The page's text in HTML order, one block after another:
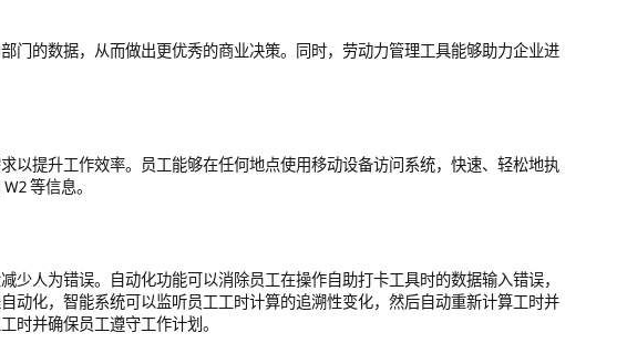
门的数据，从而做出更优秀的商业决策。同时，劳动力管理工具能够助力企业进
以提升工作效率。员工能够在任何地点使用移动设备访问系统，快速、轻松地执
等信息。
少人为错误。自动化功能可以消除员工在操作自助打卡工具时的数据输入错误，
动化，智能系统可以监听员工工时计算的追溯性变化，然后自动重新计算工时并
时并确保员工遵守工作计划。